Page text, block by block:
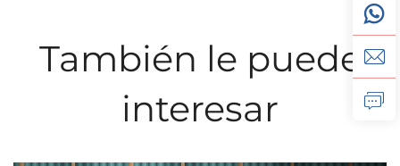
También le puede
interesar